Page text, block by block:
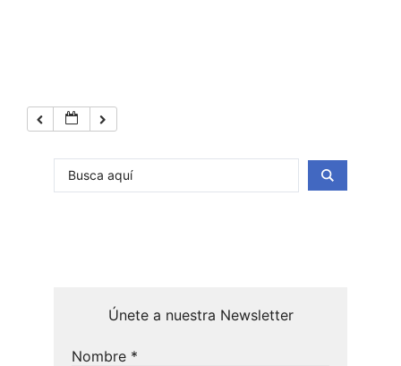
Únete a nuestra Newsletter
Nombre *